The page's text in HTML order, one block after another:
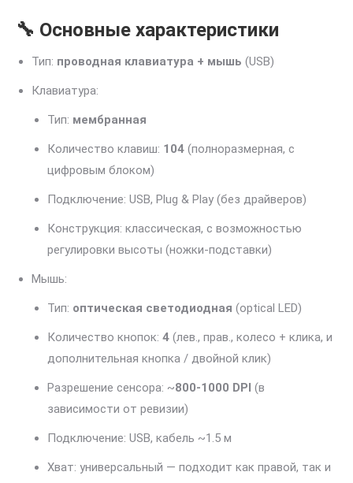
🔧 Основные характеристики
Тип: проводная клавиатура + мышь (USB)
Клавиатура:
Тип: мембранная
Количество клавиш: 104 (полноразмерная, с
цифровым блоком)
Подключение: USB, Plug & Play (без драйверов)
Конструкция: классическая, с возможностью
регулировки высоты (ножки-подставки)
Мышь:
Тип: оптическая светодиодная (optical LED)
Количество кнопок: 4 (лев., прав., колесо + клика, и
дополнительная кнопка / двойной клик)
Разрешение сенсора: ~800-1000 DPI (в
зависимости от ревизии)
Подключение: USB, кабель ~1.5 м
Хват: универсальный — подходит как правой, так и